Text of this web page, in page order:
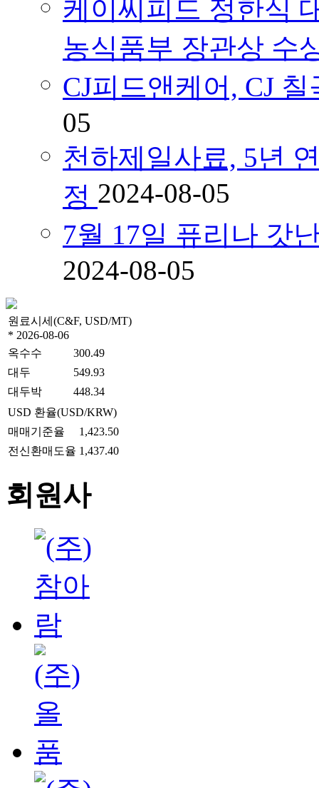
케이씨피드 정한식
농식품부 장관상 수
CJ피드앤케어, CJ
05
천하제일사료, 5년
정 2024-08-05
7월 17일 퓨리나 갓
2024-08-05
원료시세(C&F, USD/MT)
* 2026-08-06
옥수수
300.49
대두
549.93
대두박
448.34
USD 환율(USD/KRW)
매매기준율
1,423.50
전신환매도율 1,437.40
회원사